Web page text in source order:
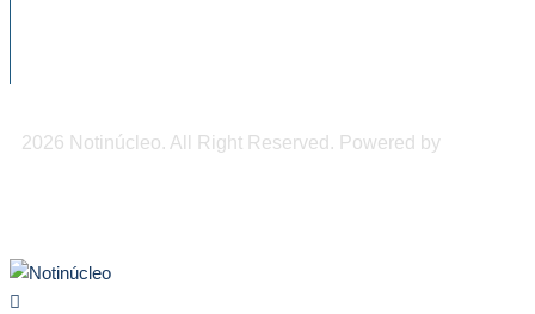
2026 Notinúcleo. All Right Reserved. Powered by